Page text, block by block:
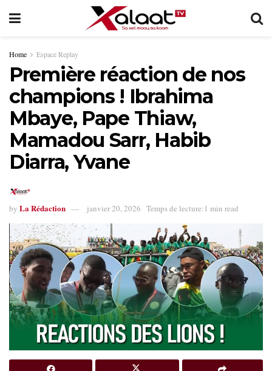
Home Espace Replay
Première réaction de nos
champions ! Ibrahima
Mbaye, Pape Thiaw,
Mamadou Sarr, Habib
Diarra, Yvane
by La Rédaction janvier 20, 2026 Temps de lecture:1 min read